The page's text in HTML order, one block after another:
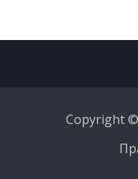
Copyright